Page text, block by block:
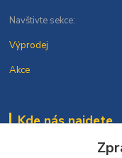
Navštivte sekce:
Výprodej
Akce
Kde nás najdete
Nad Vršovskou horou 88/4